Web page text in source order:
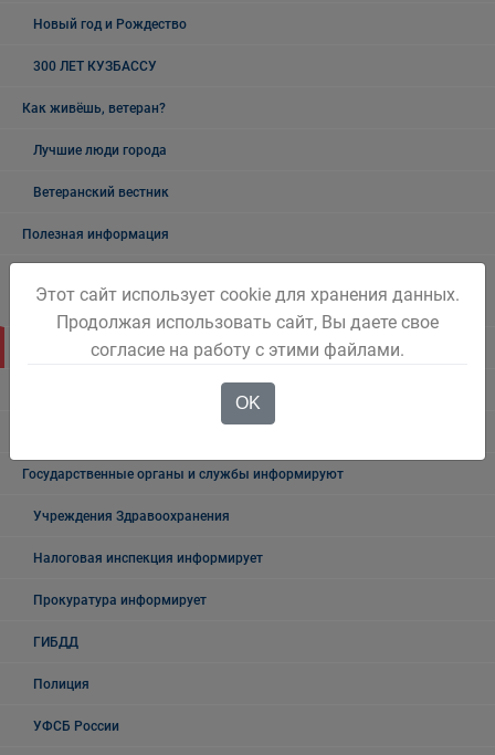
Новый год и Рождество
300 ЛЕТ КУЗБАССУ
Как живёшь, ветеран?
Лучшие люди города
Ветеранский вестник
Полезная информация
Беловского городского округа
Объявления
Государственные органы и службы информируют
Учреждения Здравоохранения
Налоговая инспекция информирует
Прокуратура информирует
ГИБДД
Полиция
УФСБ России
Этот сайт использует cookie для хранения данных.
Продолжая использовать сайт, Вы даете свое
согласие на работу с этими файлами.
OK